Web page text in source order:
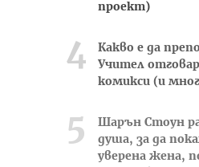
проект)
Какво е да
Учител
комикси (и
Шарън Стоун
душа, за да
уверена жена,